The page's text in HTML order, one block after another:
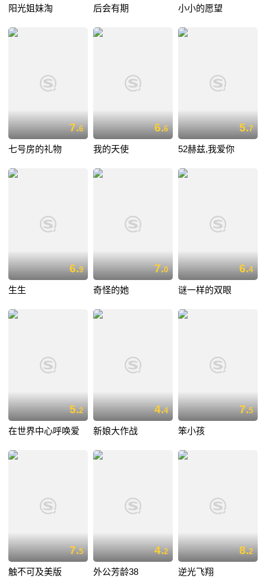
阳光姐妹淘 后会有期 小小的愿望
7.6
七号房的礼物
6.6
我的天使
5.7
52赫兹,我爱你
6.9
生生
7.0
奇怪的她
6.4
谜一样的双眼
5.2
在世界中心呼唤爱
4.4
新娘大作战
7.5
笨小孩
7.5
触不可及美版
4.2
外公芳龄38
8.2
逆光飞翔